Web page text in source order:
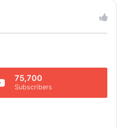
75,700
Subscribers